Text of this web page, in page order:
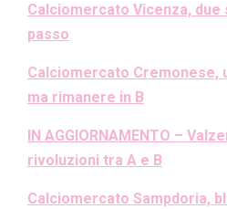
Calciomercato Vicenza, due
passo
Calciomercato Cremonese,
ma rimanere in B
IN AGGIORNAMENTO –
rivoluzioni tra A e B
Calciomercato Sampdoria,